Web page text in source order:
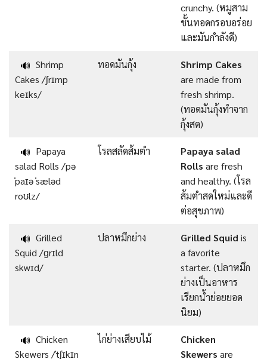
crunchy. (หมูสาม
ชั้นทอดกรอบอร่อย
และมันกำลังดี)
🔊 Shrimp
Cakes /ʃrɪmp
keɪks/
ทอดมันกุ้ง
Shrimp Cakes
are made from
fresh shrimp.
(ทอดมันกุ้งทำจาก
กุ้งสด)
🔊 Papaya
salad Rolls /pə
ˈpaɪə ˈsæləd
roʊlz/
โรลสลัดส้มตำ
Papaya salad
Rolls are fresh
and healthy. (โรล
ส้มตำสดใหม่และดี
ต่อสุขภาพ)
🔊 Grilled
Squid /ɡrɪld
skwɪd/
ปลาหมึกย่าง Grilled Squid is
a favorite
starter. (ปลาหมึก
ย่างเป็นอาหาร
เรียกน้ำย่อยยอด
นิยม)
🔊 Chicken
Skewers /ˈtʃɪkɪn
ไก่ย่างเสียบไม้
Chicken
Skewers are